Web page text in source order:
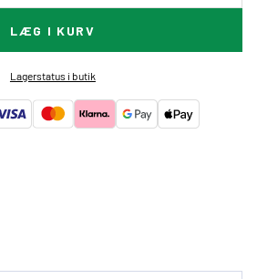
LÆG I KURV
Lagerstatus i butik